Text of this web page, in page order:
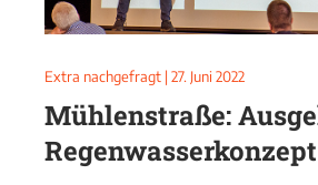
Extra nachgefragt | 27. Juni 2022
Mühlenstraße:
Regenwasserkonzept